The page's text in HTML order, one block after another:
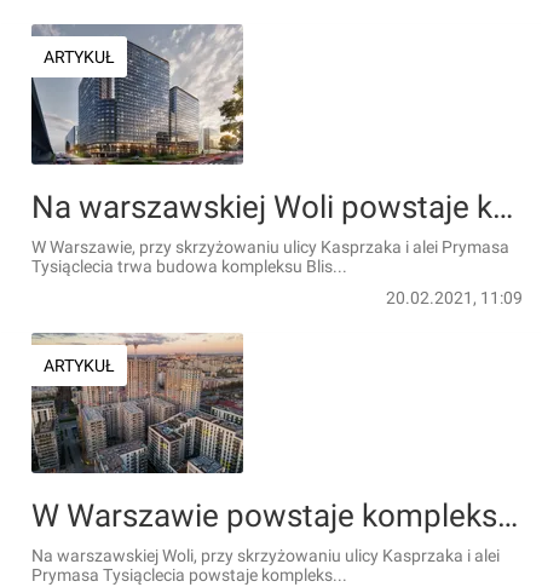
ARTYKUŁ
Na warszawskiej Woli powstaje kompleks Bliska Wola Tower [FILM]
W Warszawie, przy skrzyżowaniu ulicy Kasprzaka i alei Prymasa
Tysiąclecia trwa budowa kompleksu Blis...
20.02.2021, 11:09
ARTYKUŁ
W Warszawie powstaje kompleks Bliska Wola Tower [FILM + ZDJĘCIA]
Na warszawskiej Woli, przy skrzyżowaniu ulicy Kasprzaka i alei
Prymasa Tysiąclecia powstaje kompleks...